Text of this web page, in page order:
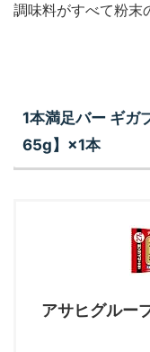
調味料がすべて粉末
1本満足バー ギガ
65g】×1本
アサヒグルー